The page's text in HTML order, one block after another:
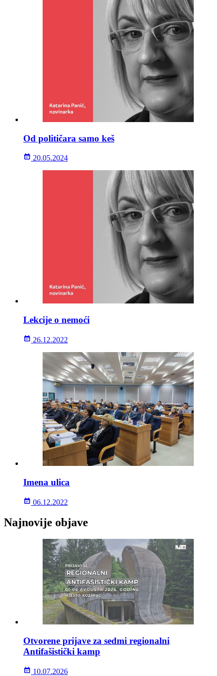
Od političara samo keš
20.05.2024
Lekcije o nemoći
26.12.2022
Imena ulica
06.12.2022
Najnovije objave
Otvorene prijave za sedmi regionalni
Antifašistički kamp
10.07.2026